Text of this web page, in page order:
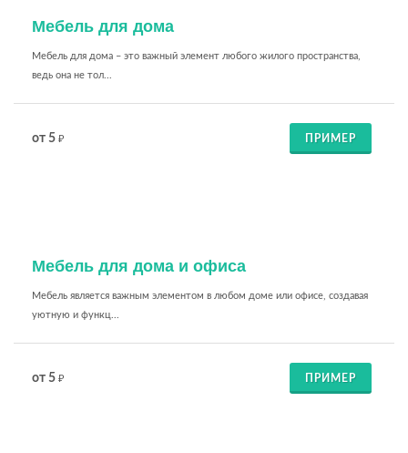
Мебель для дома
Мебель для дома – это важный элемент любого жилого пространства,
ведь она не тол...
от 5 ₽ ПРИМЕР
Мебель для дома и офиса
Мебель является важным элементом в любом доме или офисе, создавая
уютную и функц...
от 5 ₽ ПРИМЕР